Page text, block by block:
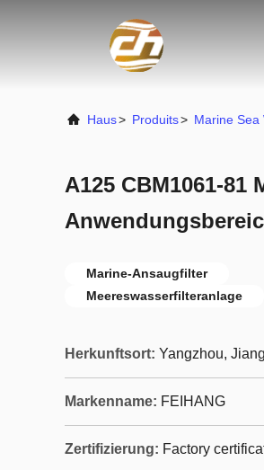
Haus> Produits> Marine Sea
A125 CBM1061-
Marine-Ansaugfilter
Meereswasserfilteranlage
Herkunftsort: Yangzhou,
Markenname: FEIHANG
Zertifizierung: Factory